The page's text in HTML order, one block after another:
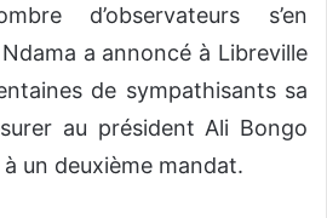
d’observateurs s’en
a annoncé à Libreville
de sympathisants sa
au président Ali Bongo
un deuxième mandat.